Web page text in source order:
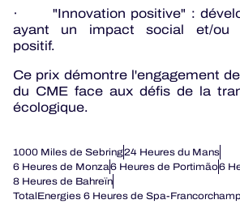
· "Innovation positive" :
ayant un impact social et/ou
positif.
Ce prix démontre l'engagement
du CME face aux défis de la
écologique.
1000 Miles de Sebring24 Heures du Mans
6 Heures de Monza6 Heures de Portimão6
8 Heures de Bahreïn
TotalEnergies 6 Heures de Spa-